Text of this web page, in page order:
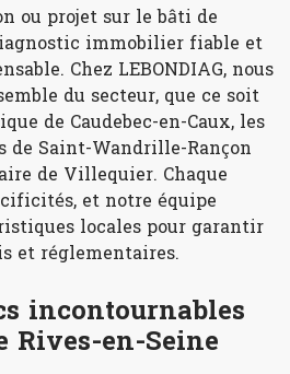
ou projet sur le bâti de
immobilier fiable et
Chez LEBONDIAG, nous
du secteur, que ce soit
de Caudebec-en-Caux, les
Saint-Wandrille-Rançon
de Villequier. Chaque
et notre équipe
locales pour garantir
et réglementaires.
incontournables
Rives-en-Seine